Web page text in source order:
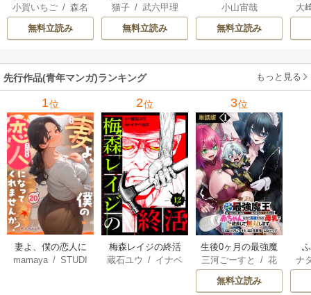
るスローライフ
小賀いちご /森名
尚
無料立読み
騎士はゲーム知識
で無双する
猫子/ 武六甲理
/じゃいあん
無料立読み
小山宙哉
無料立読み
は
大
先行作品(青年マンガ)ランキング もっと見る
1位
妻よ、僕の恋人に
なってくれません
mamaya/STUDI
2位
梅森レイジの終活
蔵石ユウ / イナベ
3位
生後0ヶ月の最強魔
王 食べるだけ強
くなるチート能力
持ち転生者だけど
三河ごーすと /花
房雪/ マップ
無料立読み
ナ